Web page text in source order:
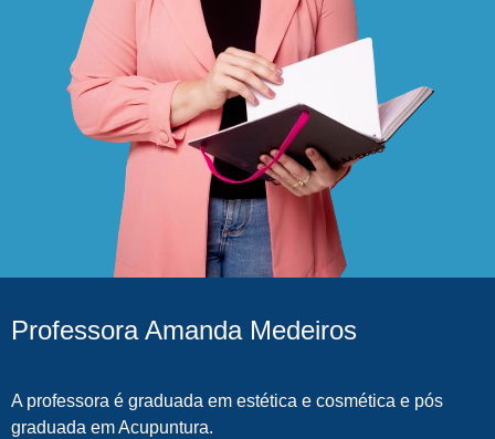
Professora Amanda Medeiros
A professora é graduada em estética e cosmética e pós
graduada em Acupuntura.